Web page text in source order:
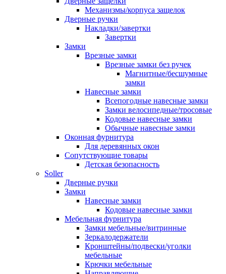
Механизмы/корпуса защелок
Дверные ручки
Накладки/завертки
Завертки
Замки
Врезные замки
Врезные замки без ручек
Магнитные/бесшумные
замки
Навесные замки
Всепогодные навесные замки
Замки велосипедные/тросовые
Кодовые навесные замки
Обычные навесные замки
Оконная фурнитура
Для деревянных окон
Сопутствующие товары
Детская безопасность
Soller
Дверные ручки
Замки
Навесные замки
Кодовые навесные замки
Мебельная фурнитура
Замки мебельные/витринные
Зеркалодержатели
Кронштейны/подвески/уголки
мебельные
Крючки мебельные